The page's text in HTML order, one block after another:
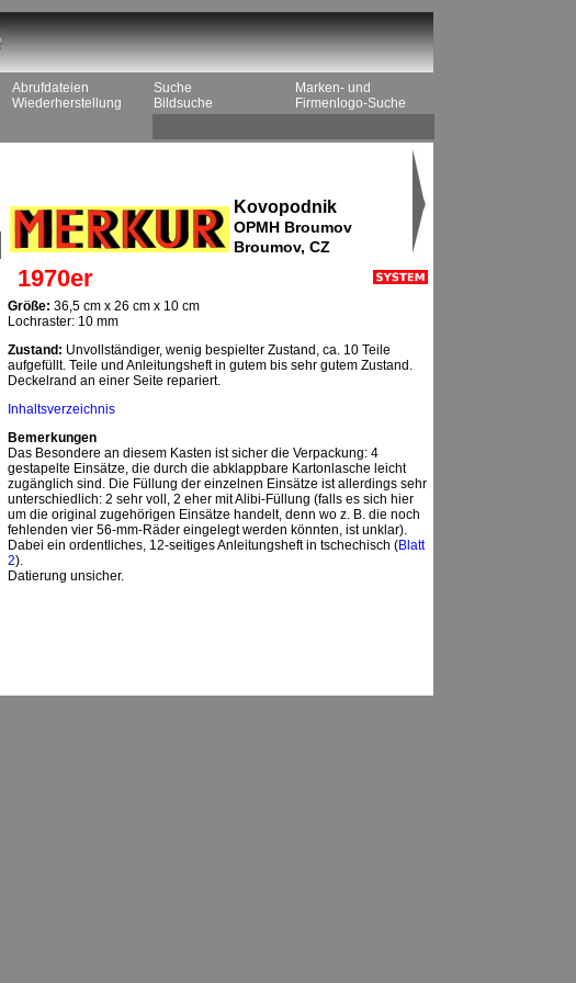
Abrufdateien
Wiederherstellung
Suche
Bildsuche
Marken- und
Firmenlogo-Suche
Kovopodnik
OPMH Broumov
Broumov, CZ
1970er
Größe: 36,5 cm x 26 cm x 10 cm
Lochraster: 10 mm
Zustand: Unvollständiger, wenig bespielter Zustand, ca. 10 Teile
aufgefüllt. Teile und Anleitungsheft in gutem bis sehr gutem Zustand.
Deckelrand an einer Seite repariert.
Inhaltsverzeichnis
Bemerkungen
Das Besondere an diesem Kasten ist sicher die Verpackung: 4
gestapelte Einsätze, die durch die abklappbare Kartonlasche leicht
zugänglich sind. Die Füllung der einzelnen Einsätze ist allerdings sehr
unterschiedlich: 2 sehr voll, 2 eher mit Alibi-Füllung (falls es sich hier
um die original zugehörigen Einsätze handelt, denn wo z. B. die noch
fehlenden vier 56-mm-Räder eingelegt werden könnten, ist unklar).
Dabei ein ordentliches, 12-seitiges Anleitungsheft in tschechisch (Blatt
2).
Datierung unsicher.